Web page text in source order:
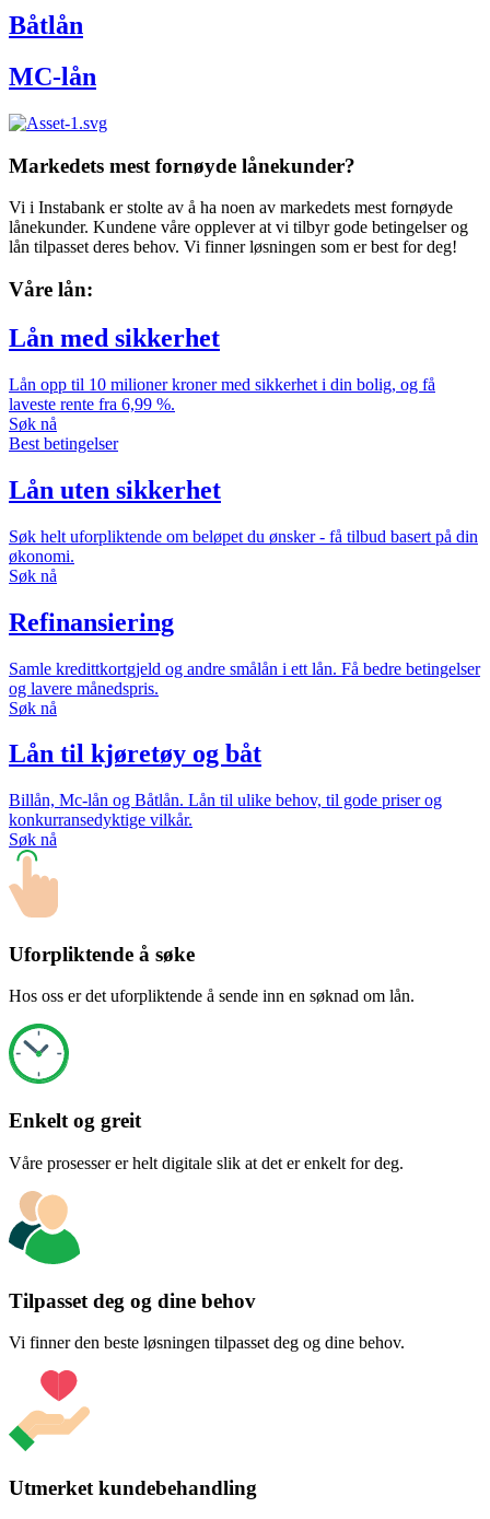
Båtlån
MC-lån
Markedets mest fornøyde lånekunder?
Vi i Instabank er stolte av å ha noen av markedets mest fornøyde
lånekunder. Kundene våre opplever at vi tilbyr gode betingelser og
lån tilpasset deres behov. Vi finner løsningen som er best for deg!
Våre lån:
Lån med sikkerhet
Lån opp til 10 milioner kroner med sikkerhet i din bolig, og få
laveste rente fra 6,99 %.​
Søk nå
Best betingelser
Lån uten sikkerhet
Søk helt uforpliktende om beløpet du ønsker - få tilbud basert på din
økonomi.
Søk nå
Refinansiering
Samle kredittkortgjeld og andre smålån i ett lån. Få bedre betingelser
og lavere månedspris.
Søk nå
Lån til kjøretøy og båt
Billån, Mc-lån og Båtlån. Lån til ulike behov, til gode priser og
konkurransedyktige vilkår.
Søk nå
Uforpliktende å søke
Hos oss er det uforpliktende å sende inn en søknad om lån.
Enkelt og greit
Våre prosesser er helt digitale slik at det er enkelt for deg.
Tilpasset deg og dine behov
Vi finner den beste løsningen tilpasset deg og dine behov.
Utmerket kundebehandling